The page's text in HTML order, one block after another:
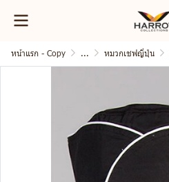
หน้าแรก - Copy ... หมวกเชฟญี่ปุ่น